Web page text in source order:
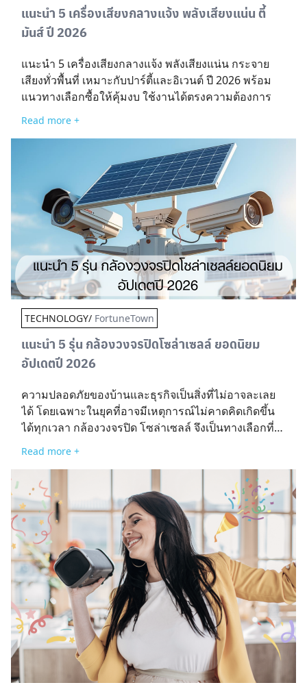
Search
for:
แนะนำ 5 เครื่องเสียงกลางแจ้ง พลังเสียงแน่น ตี้
มันส์ ปี 2026
แนะนำ 5 เครื่องเสียงกลางแจ้ง พลังเสียงแน่น กระจาย
เสียงทั่วพื้นที่ เหมาะกับปาร์ตี้และอิเวนต์ ปี 2026 พร้อม
แนวทางเลือกซื้อให้คุ้มงบ ใช้งานได้ตรงความต้องการ
Read more +
TECHNOLOGY/ FortuneTown
แนะนำ 5 รุ่น กล้องวงจรปิดโซล่าเซลล์ ยอดนิยม
อัปเดตปี 2026
ความปลอดภัยของบ้านและธุรกิจเป็นสิ่งที่ไม่อาจละเลย
ได้ โดยเฉพาะในยุคที่อาจมีเหตุการณ์ไม่คาดคิดเกิดขึ้น
ได้ทุกเวลา กล้องวงจรปิด โซล่าเซลล์ จึงเป็นทางเลือกที่
ตอบโจทย์ทั้งในด้านความปลอดภัยและการใช้พลังงาน
ศึกษาข้อมูลถือเป็นขั้นตอนสำคัญ เพื่ออำนวยความ
สะดวกในการตัดสินใจ เราจะพาไปทำความรู้จักกับ “5
รุ่นกล้องวงจรปิดโซล่าเซลล์ยอดนิยม อัปเดตปี 2026” ที่
ทั้งคุ้มค่า ทนทาน และตอบโจทย์ ทำไมควรเลือกใช้กล้อง
วงจรปิดโซล่าเซลล์ ในยุคที่เทคโนโลยีด้านความ
ปลอดภัยพัฒนาอย่างต่อเนื่อง “กล้องวงจรปิด โซล่าเซลล์”
ได้กลายเป็นหนึ่งในทางเลือกที่ได้รับความนิยม ทั้งช่วย
เพิ่มความปลอดภัย รวมทั้งยังตอบโจทย์ด้านพลังงานและ
ความสะดวกในการติดตั้ง สำหรับผู้ที่กำลังพิจารณาจะ
ลงทุนติดตั้งกล้องวงจรปิดชนิดนี้ นี่คือเหตุผลสำคัญที่ควร
ให้ความสนใจ ประหยัดพลังงานและค่าไฟฟ้าใช้พลังงาน
จากแสงอาทิตย์ เหมาะกับผู้ที่ต้องการระบบรักษาความ
ปลอดภัยที่ใช้พลังงานทางเลือก ติดตั้งง่าย ไม่ต้องเดิน
Read more +